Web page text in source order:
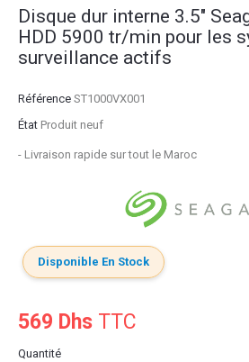
Disque dur interne 3.5"
HDD 5900 tr/min pour les
surveillance actifs
Référence ST1000VX001
État Produit neuf
- Livraison rapide sur tout le Maroc
Disponible En Stock
569 Dhs TTC
Quantité